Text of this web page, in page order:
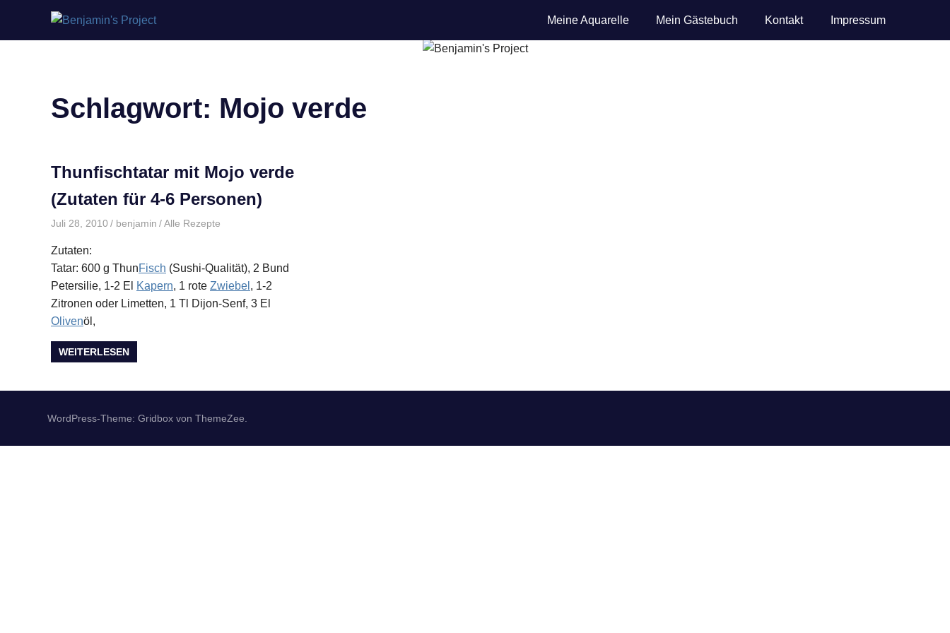
Meine Aquarelle Mein Gästebuch Kontakt Impressum
Schlagwort: Mojo verde
Thunfischtatar mit Mojo verde
(Zutaten für 4-6 Personen)
Juli 28, 2010 benjamin Alle Rezepte
Zutaten:
Tatar: 600 g ThunFisch (Sushi-Qualität), 2 Bund
Petersilie, 1-2 El
Kapern, 1 rote Zwiebel , 1-2
Zitronen oder Limetten, 1 Tl Dijon-Senf, 3 El
Olivenöl,
WEITERLESEN
WordPress-Theme: Gridbox von ThemeZee.